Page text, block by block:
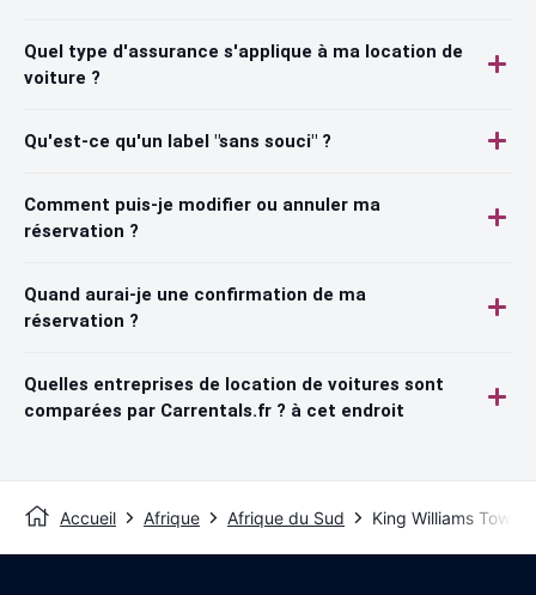
Quel type d'assurance s'applique à ma location de
voiture ?
Qu'est-ce qu'un label "sans souci" ?
Comment puis-je modifier ou annuler ma
réservation ?
Quand aurai-je une confirmation de ma
réservation ?
Quelles entreprises de location de voitures sont
comparées par Carrentals.fr ? à cet endroit
Accueil Afrique Afrique du Sud King Williams Town